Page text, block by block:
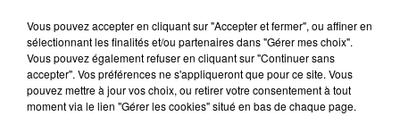
RETROUVEZ TOUTE L'ACTU DE LA RÉGION ET
RECEVEZ LES ALERTES INFOS DE LA RÉDACTION
EN TÉLÉCHARGEANT L'APPLICATION MOBILE
RCA
Vous pouvez accepter en cliquant sur "Accepter et fermer", ou affiner en
sélectionnant les finalités et/ou partenaires dans "Gérer mes choix".
Vous pouvez également refuser en cliquant sur "Continuer sans
accepter". Vos préférences ne s'appliqueront que pour ce site. Vous
pouvez mettre à jour vos choix, ou retirer votre consentement à tout
moment via le lien "Gérer les cookies" situé en bas de chaque page.